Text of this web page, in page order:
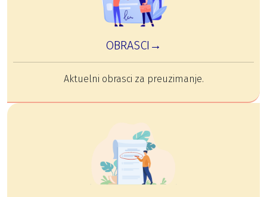
OBRASCI→
Aktuelni obrasci za preuzimanje.